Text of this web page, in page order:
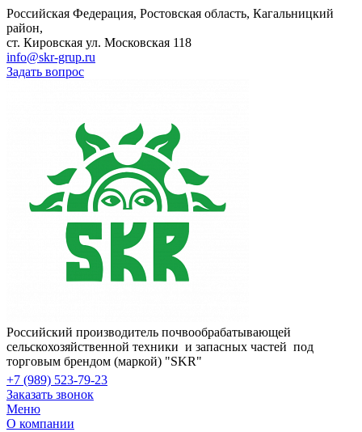
Российская Федерация, Ростовская область, Кагальницкий
район,
ст. Кировская ул. Московская 118
info@skr-grup.ru
Задать вопрос
Российский производитель почвообрабатывающей
сельскохозяйственной техники и запасных частей под
торговым брендом (маркой) "SKR"
+7 (989) 523-79-23
Заказать звонок
Меню
О компании